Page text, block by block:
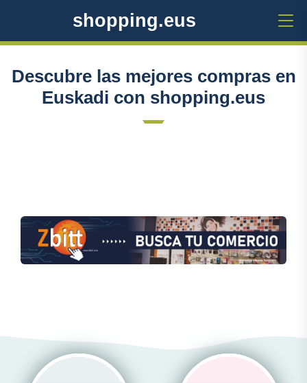
shopping.eus
Descubre las mejores compras en
Euskadi con shopping.eus